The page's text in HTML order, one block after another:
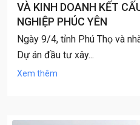
VÀ KINH DOANH KẾT
NGHIỆP PHÚC YÊN
Ngày 9/4, tỉnh Phú Thọ và
Dự án đầu tư xây...
Xem thêm